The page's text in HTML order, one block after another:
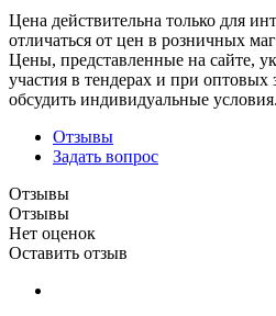
Цена действительна только для
отличаться от цен в розничных
Цены, представленные на сайте,
участия в тендерах и при
обсудить индивидуальные условия.
Отзывы
Задать вопрос
Отзывы
Отзывы
Нет оценок
Оставить отзыв